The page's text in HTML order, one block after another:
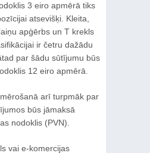
3 eiro apmērā tiks
atsevišķi. Kleita,
apģērbs un T krekls
ir četru dažādu
par šādu sūtījumu būs
12 eiro apmērā.
arī turpmāk par
būs jāmaksā
nodoklis (PVN).
vai e-komercijas